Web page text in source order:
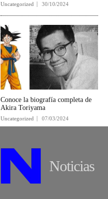
Uncategorized 30/10/2024
Conoce la biografía completa de
Akira Toriyama
Uncategorized 07/03/2024
Noticias